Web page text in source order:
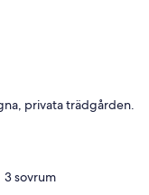
privata trädgården.
3 sovrum